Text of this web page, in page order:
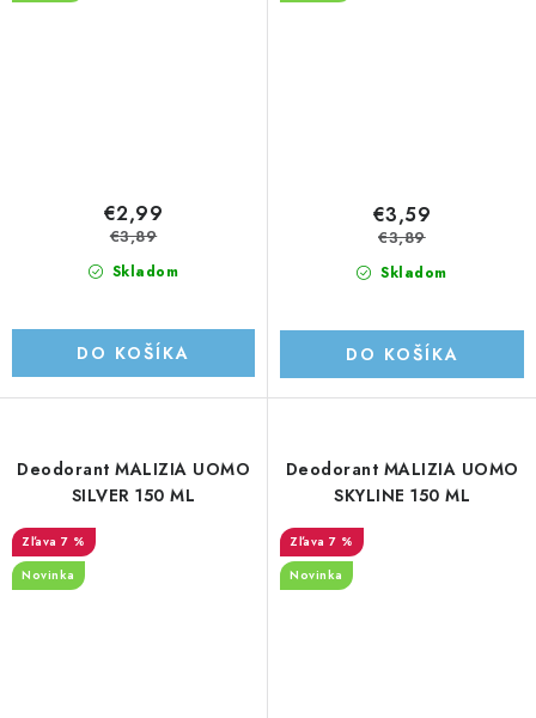
Skladom
€2,99
€3,89
DO KOŠÍKA
Skladom
€3,59
€3,89
DO KOŠÍKA
Deodorant MALIZIA UOMO
SILVER 150 ML
7 %
Novinka
Deodorant MALIZIA UOMO
SKYLINE 150 ML
7 %
Novinka